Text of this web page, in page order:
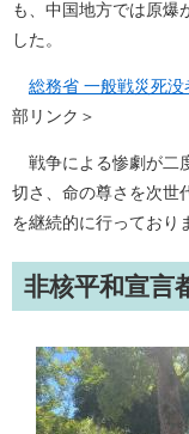
も、中国地方では原爆
した。
総務省 一般戦災死没
部リンク＞
戦争による惨劇が二
切さ、命の尊さを次世
を継続的に行っており
非核平和宣言